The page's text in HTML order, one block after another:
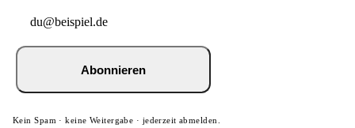
Abonnieren
Kein Spam · keine Weitergabe · jederzeit abmelden.